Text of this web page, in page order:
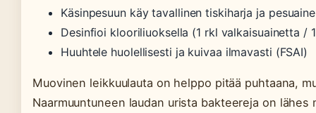
Käsinpesuun käy tavallinen tiskiharja ja
Desinfioi klooriliuoksella (1 rkl valkaisuainetta /
Huuhtele huolellisesti ja kuivaa ilmavasti (FSAI)
Muovinen leikkuulauta on helppo pitää puhtaana,
Naarmuuntuneen laudan urista bakteereja on